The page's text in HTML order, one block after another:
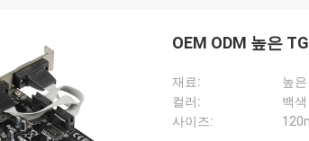
OEM ODM 높은
재료:
높
컬러:
백색
사이즈: